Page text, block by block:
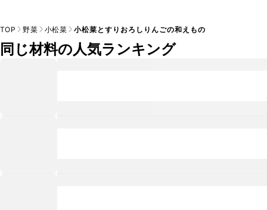
TOP 野菜 小松菜 小松菜とすりおろしりんごの和えもの
同じ材料の人気ランキング